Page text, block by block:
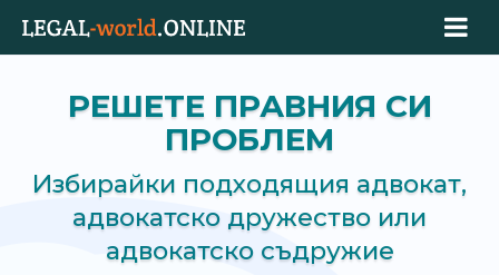
РЕШЕТЕ ПРАВНИЯ СИ
ПРОБЛЕМ
Избирайки подходящия адвокат,
адвокатско дружество или
адвокатско съдружие